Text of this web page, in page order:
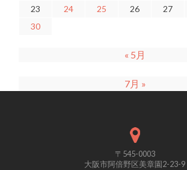
23
24 25 26 27
30
« 5月
7月 »
〒545-0003
大阪市阿倍野区美章園2-23-9